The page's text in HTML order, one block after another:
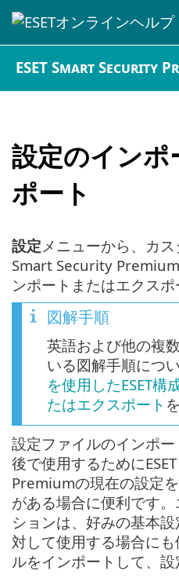
ESET Smart Security
設定のイン
ポート
設定メニューから、カス
Smart Security Premium
ンポートまたはエクスポ
図解手順
英語および他の複
いる図解手順につい
を使用したESET構
たはエクスポート
設定ファイルのインポー
後で使用するために
Premiumの現在の設定
がある場合に便利です
ションは、好みの基本
対して使用する場合にも
ルをインポートして、設